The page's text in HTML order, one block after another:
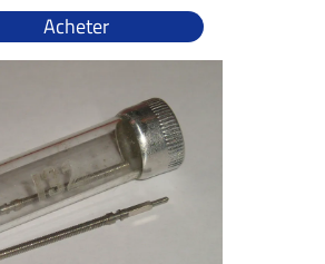
Acheter